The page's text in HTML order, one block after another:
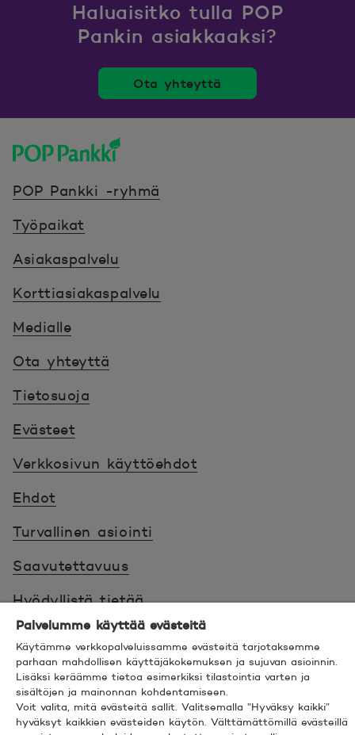
Haluaisitko tulla POP
Pankin asiakkaaksi?
Ota yhteyttä
POP Pankki -ryhmä
Työpaikat
Asiakaspalvelu
Korttiasiakaspalvelu
Medialle
Ota yhteyttä
Tietosuoja
Evästeet
Verkkosivun käyttöehdot
Ehdot
Turvallinen asiointi
Saavutettavuus
Hyödyllistä tietää
© 2026 POP Pankki,
Hevosenkenkä 3, 02600
ESPOO
Palvelumme käyttää evästeitä
Käytämme verkkopalveluissamme evästeitä tarjotaksemme
parhaan mahdollisen käyttäjäkokemuksen ja sujuvan asioinnin.
Lisäksi keräämme tietoa esimerkiksi tilastointia varten ja
sisältöjen ja mainonnan kohdentamiseen.
Voit valita, mitä evästeitä sallit. Valitsemalla ”Hyväksy kaikki”
hyväksyt kaikkien evästeiden käytön. Välttämättömillä evästeillä